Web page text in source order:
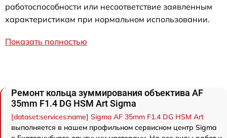
работоспособности или несоответствие заявленным
характеристикам при нормальном использовании.
Показать полностью
Ремонт кольца зуммирования объектива AF
35mm F1.4 DG HSM Art Sigma
[dataset:services:name] Sigma AF 35mm F1.4 DG HSM Art
выполняется в нашем профильном сервисном центр Sigma